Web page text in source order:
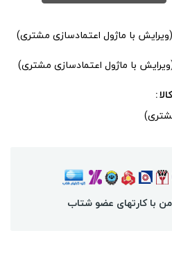
(ویرایش با ماژول اعتمادسازی مشتری)
با ماژول اعتمادسازی مشتری)
با کارتهای عضو شتاب